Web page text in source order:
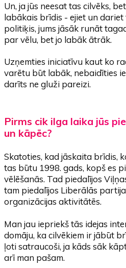
Un, ja jūs neesat tas cilvēks,
labākais brīdis - ejiet un dariet
politiķis, jums jāsāk runāt
par vēlu, bet jo labāk ātrāk.
Uzņemties iniciatīvu kaut ko
varētu būt labāk, nebaidīties
darīts ne gluži pareizi.
Pirms cik ilga laika jūs
un kāpēc?
Skatoties, kad jāskaita brīdis,
tas būtu 1998. gads, kopš es
vēlēšanās. Tad piedalījos
tam piedalījos Liberālās
organizācijas aktivitātēs.
Man jau iepriekš tās idejas
domāju, ka cilvēkiem ir jābūt
ļoti satraucoši, ja kāds sāk
arī man pašam.